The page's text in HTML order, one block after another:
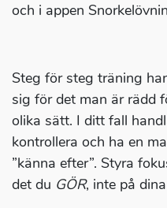
och i appen
Steg för steg träning
sig för det man är rädd
olika sätt. I ditt fall
kontrollera och ha en
”känna efter”. Styra
det du GÖR, inte på